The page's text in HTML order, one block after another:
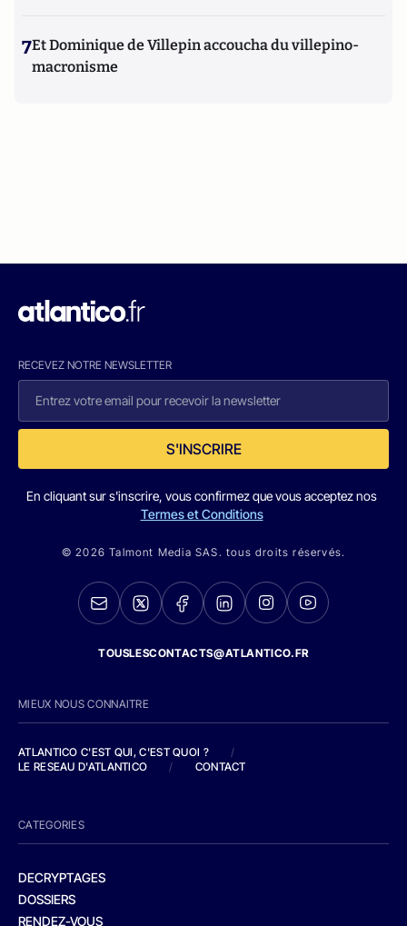
7Et Dominique de Villepin accoucha du villepino-
macronisme
RECEVEZ NOTRE NEWSLETTER
S'INSCRIRE
En cliquant sur s'inscrire, vous confirmez que vous acceptez nos
Termes et Conditions
© 2026 Talmont Media SAS. tous droits réservés.
TOUSLESCONTACTS@ATLANTICO.FR
MIEUX NOUS CONNAITRE
ATLANTICO C'EST QUI, C'EST QUOI ?
/
LE RESEAU D'ATLANTICO
/ CONTACT
CATEGORIES
DECRYPTAGES
DOSSIERS
RENDEZ-VOUS